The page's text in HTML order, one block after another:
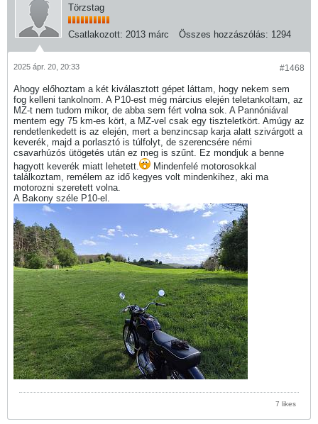
Törzstag
Csatlakozott: 2013 márc Összes hozzászólás: 1294
#1468
2025 ápr. 20, 20:33
Ahogy előhoztam a két kiválasztott gépet láttam, hogy nekem sem
fog kelleni tankolnom. A P10-est még március elején teletankoltam, az
MZ-t nem tudom mikor, de abba sem fért volna sok. A Pannóniával
mentem egy 75 km-es kört, a MZ-vel csak egy tiszteletkört. Amúgy az
rendetlenkedett is az elején, mert a benzincsap karja alatt szivárgott a
keverék, majd a porlasztó is túlfolyt, de szerencsére némi
csavarhúzós ütögetés után ez meg is szűnt. Ez mondjuk a benne
hagyott keverék miatt lehetett.
Mindenfelé motorosokkal
találkoztam, remélem az idő kegyes volt mindenkihez, aki ma
motorozni szeretett volna.
A Bakony széle P10-el.
7 likes